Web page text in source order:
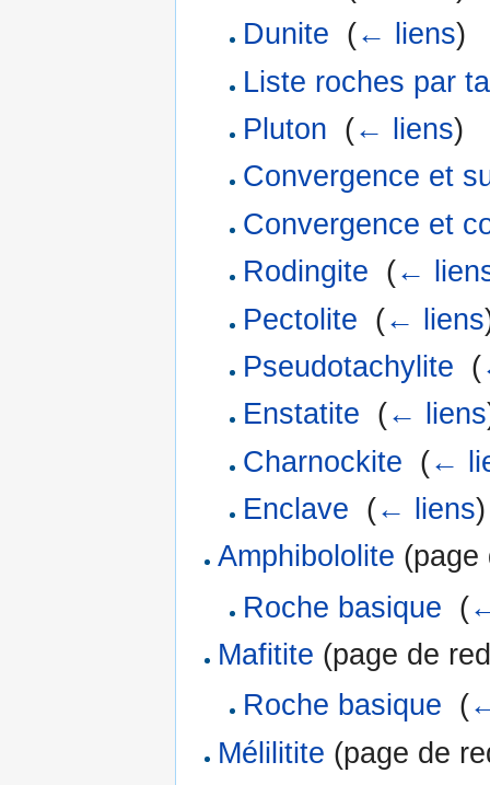
Dunite (← liens)
Liste roches par
Pluton (← liens)
Convergence et
Convergence et
Rodingite (←
Pectolite (← liens
Pseudotachylite (
Enstatite (← liens
Charnockite (←
Enclave (← liens)
Amphibololite
Roche basique (
Mafitite (page de
Roche basique (
Mélilitite (page de